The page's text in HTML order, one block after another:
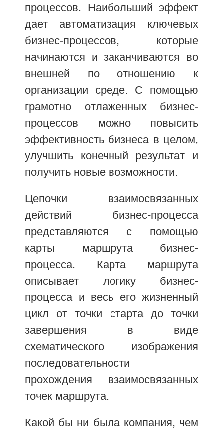
процессов. Наибольший эффект
дает автоматизация ключевых
бизнес-процессов, которые
начинаются и заканчиваются во
внешней по отношению к
организации среде. С помощью
грамотно отлаженных бизнес-
процессов можно повысить
эффективность бизнеса в целом,
улучшить конечный результат и
получить новые возможности.
Цепочки взаимосвязанных
действий бизнес-процесса
представляются с помощью
карты маршрута бизнес-
процесса. Карта маршрута
описывает логику бизнес-
процесса и весь его жизненный
цикл от точки старта до точки
завершения в виде
схематического изображения
последовательности
прохождения взаимосвязанных
точек маршрута.
Какой бы ни была компания, чем